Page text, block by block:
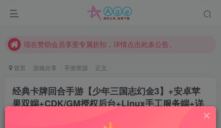
本站一律禁止以任何方式发布或转载任何违法的相关信息，访客发现请向站长举报
请勿相信任何评论区广告！以免上当受骗！
首页 游戏分享 手游资源 正文
经典卡牌回合手游【少年三国志幻金3】+安卓苹
果双端+CDK/GM授权后台+Linux手工服务端+详